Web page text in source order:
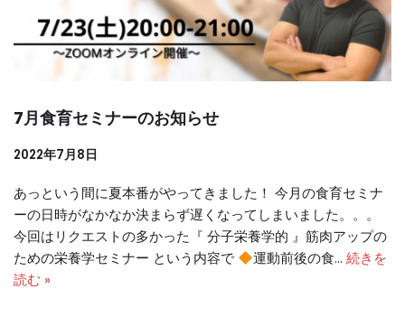
7月食育セミナーのお知らせ
2022年7月8日
あっという間に夏本番がやってきました！ 今月の食育セミナ
ーの日時がなかなか決まらず遅くなってしまいました。。。
今回はリクエストの多かった『 分子栄養学的 』筋肉アップの
ための栄養学セミナー という内容で
運動前後の食…続きを
読む »